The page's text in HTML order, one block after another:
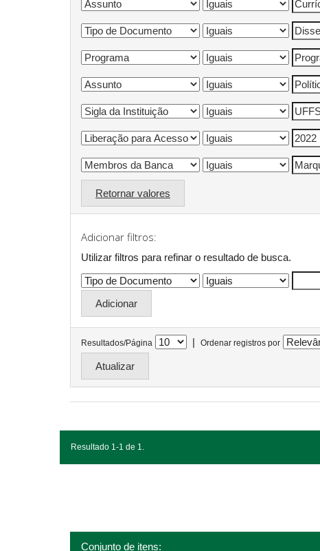
Retornar valores
Adicionar filtros:
Utilizar filtros para refinar o resultado de busca.
Resultados/Página | Ordenar registros por
Resultado 1-1 de 1.
Conjunto de itens: